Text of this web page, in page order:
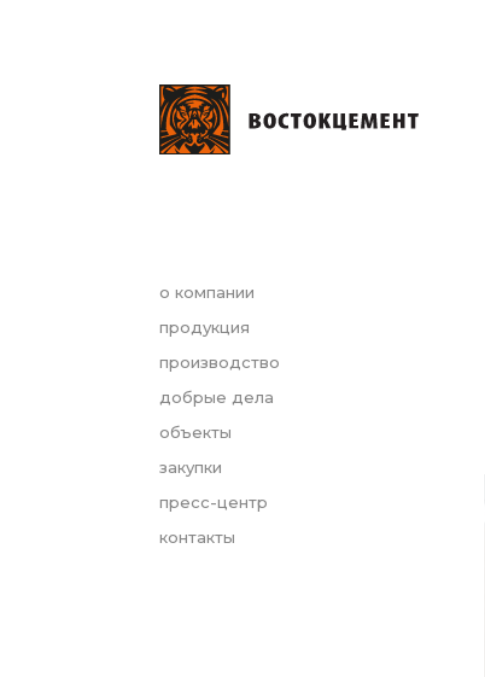
о компании
продукция
производство
добрые дела
объекты
закупки
пресс-центр
контакты